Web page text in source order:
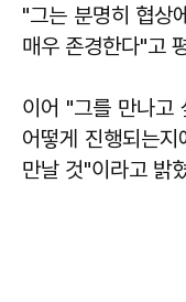
"그는 분명히 협상
매우 존경한다"고
이어 "그를 만나고
어떻게 진행되는
만날 것"이라고 밝